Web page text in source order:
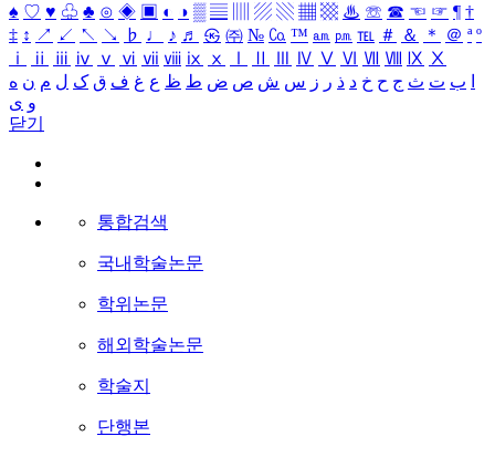
♠ ♡ ♥ ♧ ♣ ⊙ ◈ ▣ ◐ ◑ ▒ ▤ ▨ ▧ ▦ ▩ ♨ ☏ ☎ ☜ ☞ ¶ †
‡ ↕ ↗ ↙ ↖ ↘ ♭ ♩ ♪ ♬ ㉿ ㈜ № ㏇ ™ ㏂ ㏘ ℡ ＃ ＆ ＊ ＠ ª º
ⅰ
ⅱ ⅲ ⅳ ⅴ ⅵ ⅶ ⅷ ⅸ ⅹ Ⅳ Ⅴ Ⅵ Ⅶ Ⅷ Ⅸ Ⅹ
ب ت ث ج ح خ د ذ ر ز س ش ص ض ط ظ ع غ ف ق ک ل م ن ه
و ی
닫기
통합검색
국내학술논문
학위논문
해외학술논문
학술지
단행본